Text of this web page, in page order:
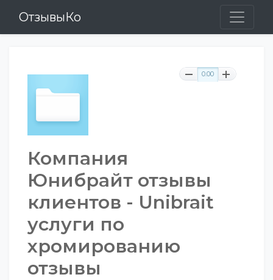
ОтзывыКо
0.00
Компания
Юнибрайт отзывы
клиентов - Unibrait
услуги по
хромированию
отзывы